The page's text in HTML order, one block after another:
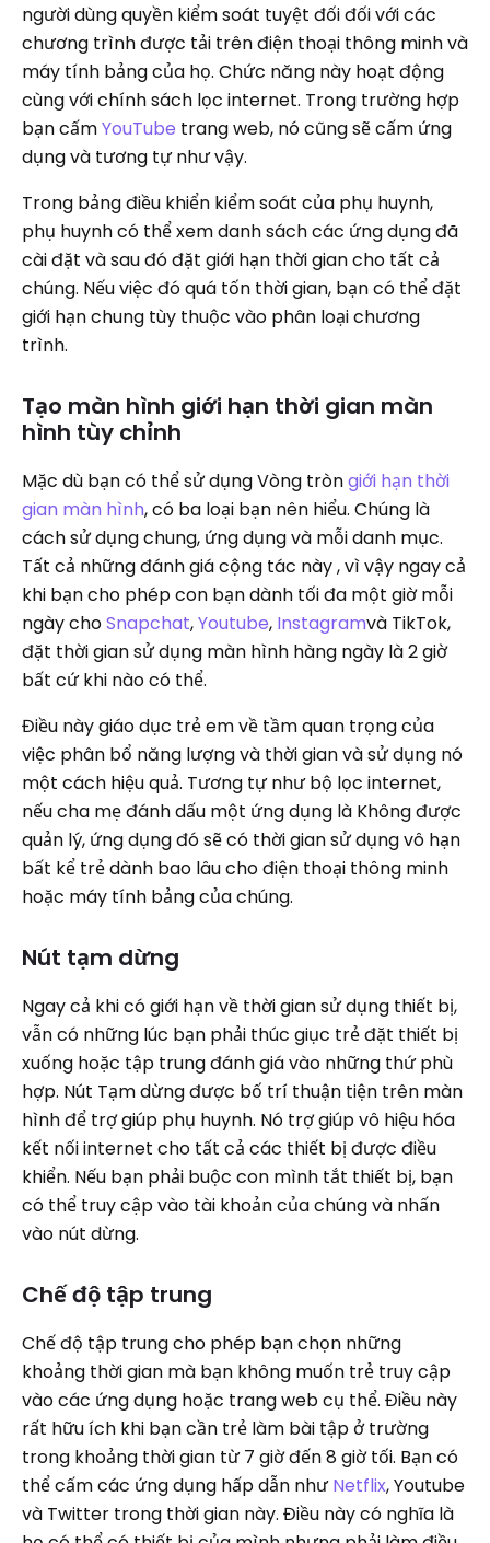
người dùng quyền kiểm soát tuyệt đối đối với các
chương trình được tải trên điện thoại thông minh và
máy tính bảng của họ. Chức năng này hoạt động
cùng với chính sách lọc internet. Trong trường hợp
bạn cấmYouTube trang web, nó cũng sẽ cấm ứng
dụng và tương tự như vậy.
Trong bảng điều khiển kiểm soát của phụ huynh,
phụ huynh có thể xem danh sách các ứng dụng đã
cài đặt và sau đó đặt giới hạn thời gian cho tất cả
chúng. Nếu việc đó quá tốn thời gian, bạn có thể đặt
giới hạn chung tùy thuộc vào phân loại chương
trình.
Tạo màn hình giới hạn thời gian màn
hình tùy chỉnh
Mặc dù bạn có thể sử dụng Vòng tròngiới hạn thời
gian màn hình, có ba loại bạn nên hiểu. Chúng là
cách sử dụng chung, ứng dụng và mỗi danh mục.
Tất cả những đánh giá cộng tác này , vì vậy ngay cả
khi bạn cho phép con bạn dành tối đa một giờ mỗi
ngày choSnapchat,Youtube, Instagramvà TikTok,
đặt thời gian sử dụng màn hình hàng ngày là 2 giờ
bất cứ khi nào có thể.
Điều này giáo dục trẻ em về tầm quan trọng của
việc phân bổ năng lượng và thời gian và sử dụng nó
một cách hiệu quả. Tương tự như bộ lọc internet,
nếu cha mẹ đánh dấu một ứng dụng là Không được
quản lý, ứng dụng đó sẽ có thời gian sử dụng vô hạn
bất kể trẻ dành bao lâu cho điện thoại thông minh
hoặc máy tính bảng của chúng.
Nút tạm dừng
Ngay cả khi có giới hạn về thời gian sử dụng thiết bị,
vẫn có những lúc bạn phải thúc giục trẻ đặt thiết bị
xuống hoặc tập trung đánh giá vào những thứ phù
hợp. Nút Tạm dừng được bố trí thuận tiện trên màn
hình để trợ giúp phụ huynh. Nó trợ giúp vô hiệu hóa
kết nối internet cho tất cả các thiết bị được điều
khiển. Nếu bạn phải buộc con mình tắt thiết bị, bạn
có thể truy cập vào tài khoản của chúng và nhấn
vào nút dừng.
Chế độ tập trung
Chế độ tập trung cho phép bạn chọn những
khoảng thời gian mà bạn không muốn trẻ truy cập
vào các ứng dụng hoặc trang web cụ thể. Điều này
rất hữu ích khi bạn cần trẻ làm bài tập ở trường
trong khoảng thời gian từ 7 giờ đến 8 giờ tối. Bạn có
thể cấm các ứng dụng hấp dẫn nhưNetflix, Youtube
và Twitter trong thời gian này. Điều này có nghĩa là